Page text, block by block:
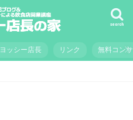
search
ヨッシー店長 リンク 無料コン